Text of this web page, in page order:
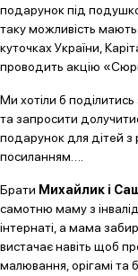
подарунок під
таку можливість
куточках України,
проводить акцію
Ми хотіли б
та запросити
подарунок для дітей з
посиланням….
Брати Михайлик і
самотню маму з
інтернаті, а мама
вистачає навіть щоб
малювання, орігамі та